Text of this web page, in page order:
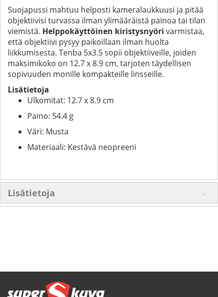
Suojapussi mahtuu helposti kameralaukkuusi ja pitää
objektiivisi turvassa ilman ylimääräistä painoa tai tilan
viemistä. Helppokäyttöinen kiristysnyöri varmistaa,
että objektiivi pysyy paikoillaan ilman huolta
liikkumisesta. Tenba 5x3.5 sopii objektiiveille, joiden
maksimikoko on 12.7 x 8.9 cm, tarjoten täydellisen
sopivuuden monille kompakteille linsseille.
Lisätietoja
Ulkomitat: 12.7 x 8.9 cm
Paino: 54.4 g
Väri: Musta
Materiaali: Kestävä neopreeni
Lisätietoja